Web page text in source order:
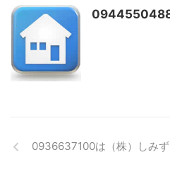
0944550488
0936637100は（株）しみず